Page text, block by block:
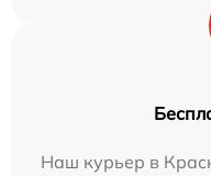
Наш курьер в